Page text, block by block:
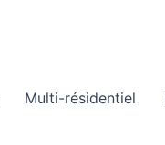
Multi-résidentiel